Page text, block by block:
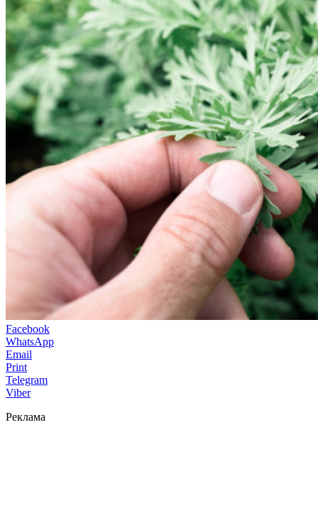
Facebook
WhatsApp
Email
Print
Telegram
Viber
Реклама